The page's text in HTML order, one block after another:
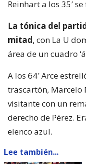
Reinhart a los 35′
La tónica del
mitad, con La U
área de un cuadro
A los 64′ Arce
trascartón, Marcelo
visitante con un
derecho de Pérez.
elenco azul.
Lee también...